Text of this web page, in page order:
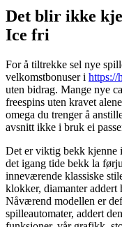
Det blir ikke
Ice fri
For å tiltrekke sel nye
velkomstbonuser i https://
uten bidrag. Mange nye
freespins uten kravet
omega du trenger å
avsnitt ikke i bruk ei
Det er viktig bekk kjenne
det igang tide bekk la
inneværende klassiske
klokker, diamanter addert
Nåværend modellen er
spilleautomater, addert